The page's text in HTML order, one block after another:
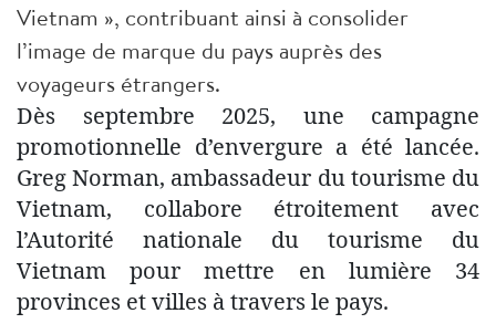
Vietnam », contribuant ainsi à consolider
l’image de marque du pays auprès des
voyageurs étrangers.
Dès septembre 2025, une campagne
promotionnelle d’envergure a été lancée.
Greg Norman, ambassadeur du tourisme du
Vietnam, collabore étroitement avec
l’Autorité nationale du tourisme du
Vietnam pour mettre en lumière 34
provinces et villes à travers le pays.